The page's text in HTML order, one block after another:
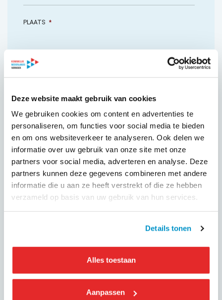
Deze website maakt gebruik van cookies
We gebruiken cookies om content en advertenties te
personaliseren, om functies voor social media te bieden
en om ons websiteverkeer te analyseren. Ook delen we
informatie over uw gebruik van onze site met onze
partners voor social media, adverteren en analyse. Deze
partners kunnen deze gegevens combineren met andere
informatie die u aan ze heeft verstrekt of die ze hebben
verzameld op basis van uw gebruik van hun services.
Details tonen
Alles toestaan
Aanpassen
PLAATS *
TELEFOON
WEBSITE
Toegestane bestandstypen: jpg, gif,